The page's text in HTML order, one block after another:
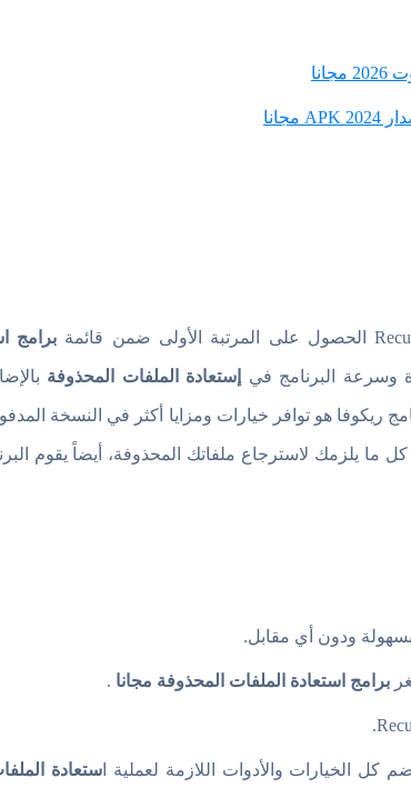
برامج
وسرعة البرنامج في إستعادة الملفات المحذوفة
ريكوفا هو توافر خيارات ومزايا أكثر في النسخة
ما يلزمك لاسترجاع ملفاتك المحذوفة، أيضاً يقوم
بسهولة ودون أي مقابل.
برامج استعادة الملفات المحذوفة مجانا .
ستعادة